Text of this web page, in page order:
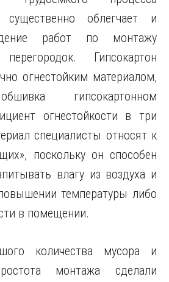
существенно облегчает и
работ по монтажу
Гипсокартон
огнестойким материалом,
гипсокартонном
огнестойкости в три
специалисты относят к
поскольку он способен
влагу из воздуха и
температуры либо
в помещении.
количества мусора и
монтажа сделали